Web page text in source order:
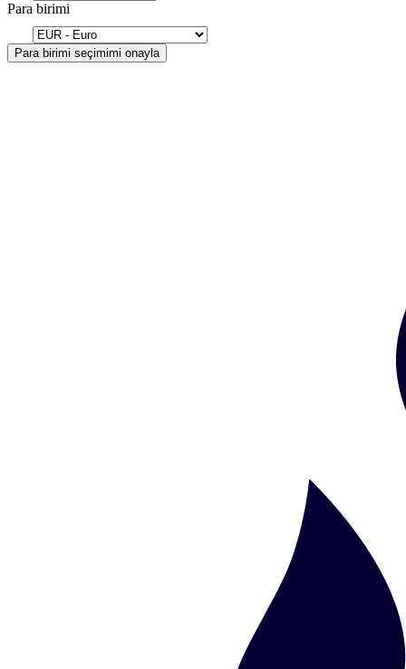
Para birimi
Para birimi seçimimi onayla